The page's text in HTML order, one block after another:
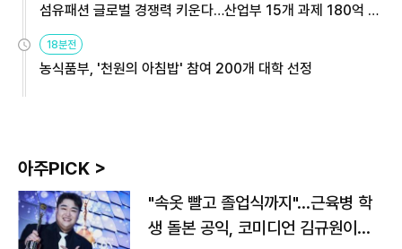
섬유패션 글로벌 경쟁력 키운다…산업부 15개 과제 180억 지
18분전
농식품부, '천원의 아침밥' 참여 200개 대학 선정
아주PICK >
"속옷 빨고 졸업식까지"…근육병 학
생 돌본 공익, 코미디언 김규원이었